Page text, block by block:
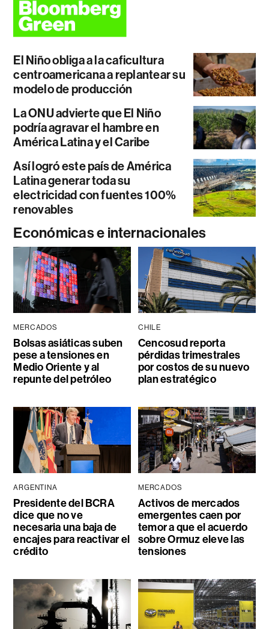
El Niño obliga a la caficultura
centroamericana a replantear su
modelo de producción
La ONU advierte que El Niño
podría agravar el hambre en
América Latina y el Caribe
Así logró este país de América
Latina generar toda su
electricidad con fuentes 100%
renovables
Económicas e internacionales
MERCADOS
Bolsas asiáticas suben
pese a tensiones en
Medio Oriente y al
repunte del petróleo
CHILE
Cencosud reporta
pérdidas trimestrales
por costos de su nuevo
plan estratégico
ARGENTINA
Presidente del BCRA
dice que no ve
necesaria una baja de
encajes para reactivar el
crédito
MERCADOS
Activos de mercados
emergentes caen por
temor a que el acuerdo
sobre Ormuz eleve las
tensiones